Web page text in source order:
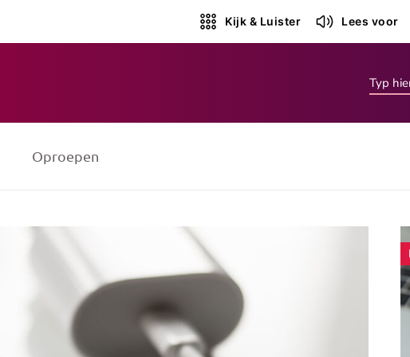
Kijk & Luister Lees voor
Oproepen